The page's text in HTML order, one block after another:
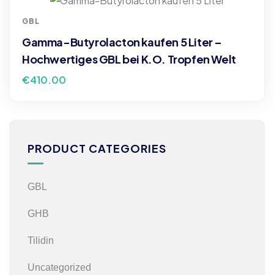
GBL
Gamma-Butyrolacton kaufen 5 Liter –
Hochwertiges GBL bei K.O. Tropfen Welt
€410.00
PRODUCT CATEGORIES
GBL
GHB
Tilidin
Uncategorized